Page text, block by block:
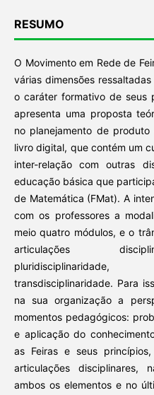
RESUMO
O Movimento em Rede de
várias dimensões
o caráter formativo de seus
apresenta uma proposta
no planejamento de
livro digital, que contém um
inter-relação com outras
educação básica que
de Matemática (FMat). A
com os professores a
meio quatro módulos, e o
articulações
transdisciplinaridade. Para
na sua organização a
momentos pedagógicos:
e aplicação do
as Feiras e seus
articulações disciplinares,
ambos os elementos e no